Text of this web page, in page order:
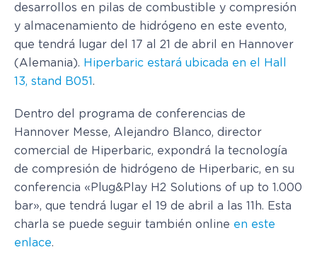
desarrollos en pilas de combustible y compresión
y almacenamiento de hidrógeno en este evento,
que tendrá lugar del 17 al 21 de abril en Hannover
(Alemania). Hiperbaric estará ubicada en el Hall
13, stand B051 .
Dentro del programa de conferencias de
Hannover Messe, Alejandro Blanco, director
comercial de Hiperbaric, expondrá la tecnología
de compresión de hidrógeno de Hiperbaric, en su
conferencia «Plug&Play H2 Solutions of up to 1.000
bar», que tendrá lugar el 19 de abril a las 11h. Esta
charla se puede seguir también online en este
enlace.